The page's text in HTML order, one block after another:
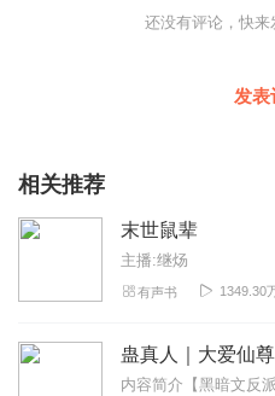
还没有评论，快来
发表
相关推荐
末世鼠辈
主播:继炀
有声书 1349.30